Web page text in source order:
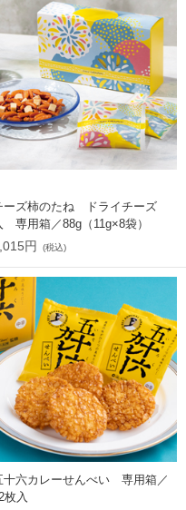
ーズ柿のたね ドライチーズ
専用箱／88g（11g×8袋）
円 (税込)
十六カレーせんべい 専用箱／
枚入